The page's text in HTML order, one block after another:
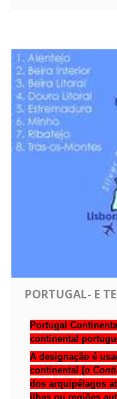
PORTUGAL- E
Portugal
continental
A designação é
continental (o
dos arquipélagos